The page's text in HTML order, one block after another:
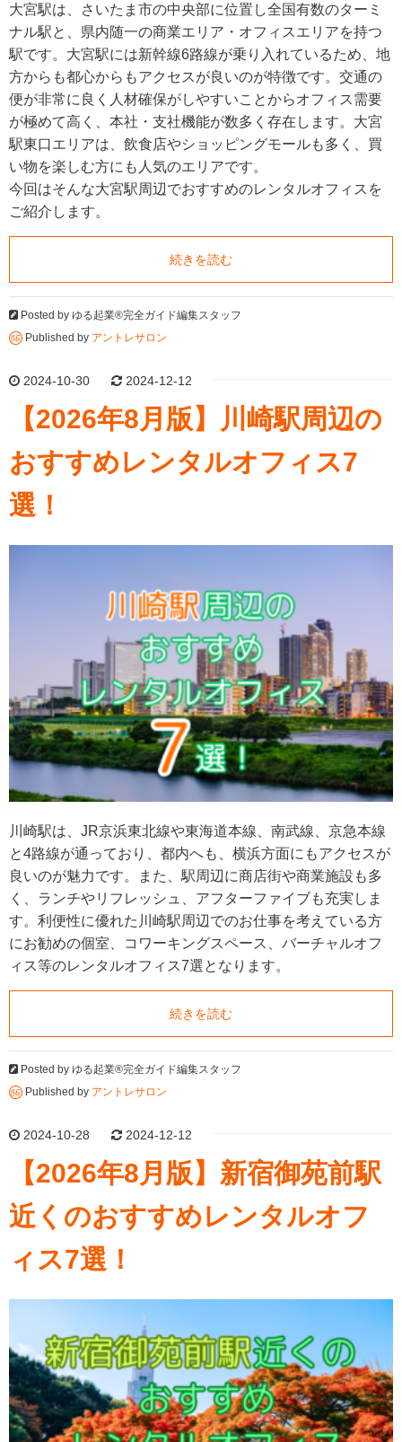
大宮駅は、さいたま市の中央部に位置し全国有数のターミ
ナル駅と、県内随一の商業エリア・オフィスエリアを持つ
駅です。大宮駅には新幹線6路線が乗り入れているため、地
方からも都心からもアクセスが良いのが特徴です。交通の
便が非常に良く人材確保がしやすいことからオフィス需要
が極めて高く、本社・支社機能が数多く存在します。大宮
駅東口エリアは、飲食店やショッピングモールも多く、買
い物を楽しむ方にも人気のエリアです。
今回はそんな大宮駅周辺でおすすめのレンタルオフィスを
ご紹介します。
続きを読む
Posted by ゆる起業®完全ガイド編集スタッフ
Published by アントレサロン
2024-10-30 2024-12-12
【2026年8月版】川崎駅周辺の
おすすめレンタルオフィス7
選！
川崎駅は、JR京浜東北線や東海道本線、南武線、京急本線
と4路線が通っており、都内へも、横浜方面にもアクセスが
良いのが魅力です。また、駅周辺に商店街や商業施設も多
く、ランチやリフレッシュ、アフターファイブも充実しま
す。利便性に優れた川崎駅周辺でのお仕事を考えている方
にお勧めの個室、コワーキングスペース、バーチャルオフ
ィス等のレンタルオフィス7選となります。
続きを読む
Posted by ゆる起業®完全ガイド編集スタッフ
Published by アントレサロン
2024-10-28 2024-12-12
【2026年8月版】新宿御苑前駅
近くのおすすめレンタルオフ
ィス7選！